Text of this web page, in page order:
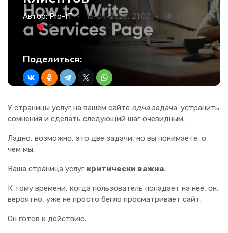
Автор:Pro-IT 16-04-2026, 21:02
0
0
Поделиться:
У страницы услуг на вашем сайте одназадача: устранить
сомнения и сделать следующий шаг очевидным.
Ладно, возможно, это две задачи, но вы понимаете, о
чем мы.
Ваша страница услуг критически важна.
К тому времени, когда пользователь попадает на нее, он,
вероятно, уже не просто бегло просматривает сайт.
Он готов к действию.